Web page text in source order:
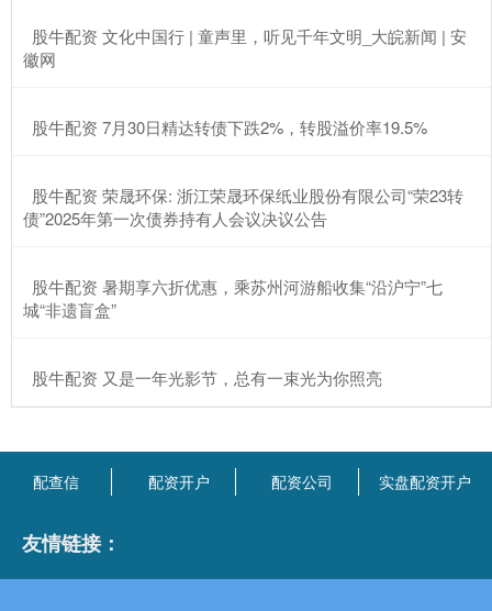
​股牛配资 文化中国行 | 童声里，听见千年文明_大皖新闻 | 安
徽网
​股牛配资 7月30日精达转债下跌2%，转股溢价率19.5%
​股牛配资 荣晟环保: 浙江荣晟环保纸业股份有限公司“荣23转
债”2025年第一次债券持有人会议决议公告
​股牛配资 暑期享六折优惠，乘苏州河游船收集“沿沪宁”七
城“非遗盲盒”
​股牛配资 又是一年光影节，总有一束光为你照亮
配查信 配资开户 配资公司 实盘配资开户
友情链接：